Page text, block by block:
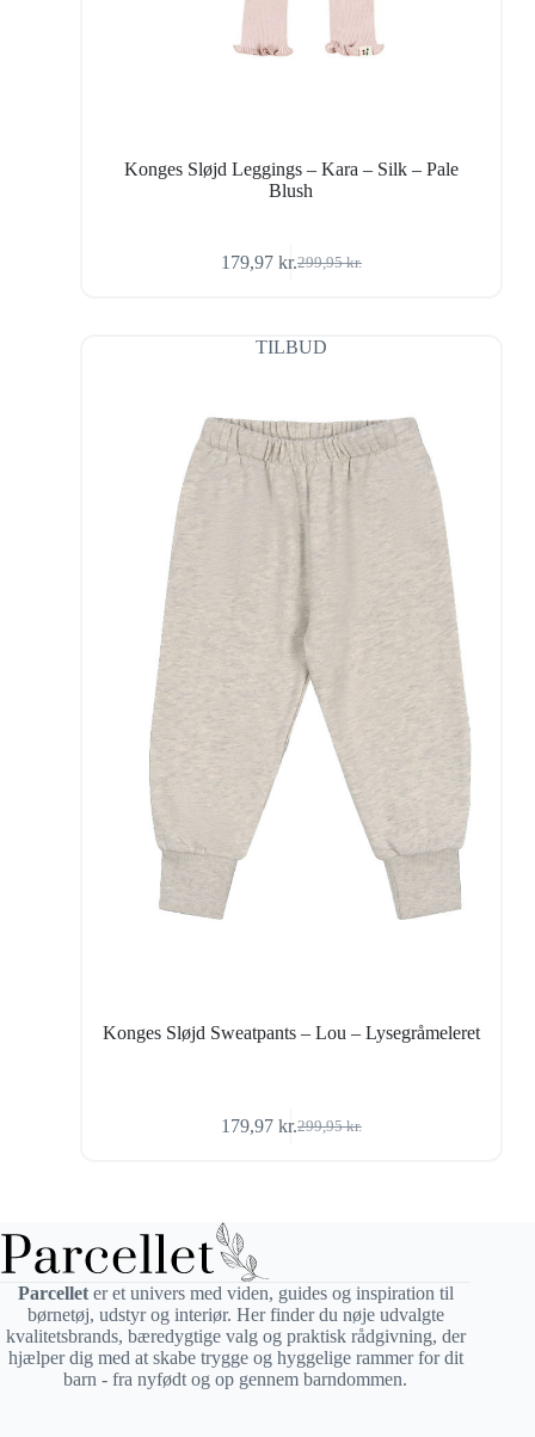
Konges Sløjd Leggings – Kara – Silk – Pale
Blush
299,95kr.
Den
var:
299,95 kr..
179,97 kr.Den
er:
179,97 kr..
TILBUD
Konges Sløjd Sweatpants – Lou – Lysegråmeleret
299,95kr.
Den
179,97 kr.Den
Parcelleter et univers med viden, guides og inspiration til
børnetøj, udstyr og interiør. Her finder du nøje udvalgte
kvalitetsbrands, bæredygtige valg og praktisk rådgivning, der
hjælper dig med at skabe trygge og hyggelige rammer for dit
barn - fra nyfødt og op gennem barndommen.